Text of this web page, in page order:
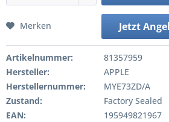
Jetzt
Merken
Artikelnummer:
81357959
Hersteller:
APPLE
Herstellernummer:
MYE73ZD/A
Zustand:
Factory Sealed
EAN:
195949821967